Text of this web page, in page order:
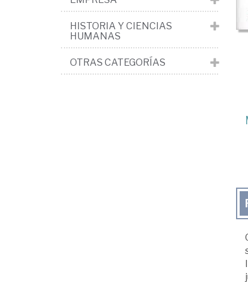
HISTORIA Y CIENCIAS
HUMANAS
OTRAS CATEGORÍAS